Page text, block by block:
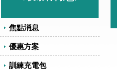
焦點消息
優惠方案
訓練充電包